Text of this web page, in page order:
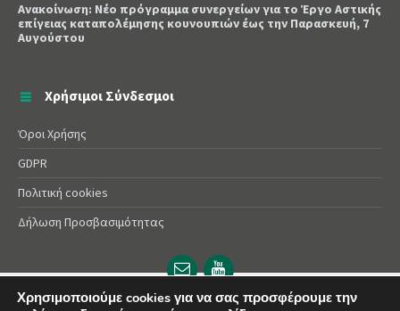
Ανακοίνωση: Νέο πρόγραμμα συνεργείων για το Έργο Αστικής
επίγειας καταπολέμησης κουνουπιών έως την Παρασκευή, 7
Αυγούστου
Χρήσιμοι Σύνδεσμοι
Όροι Χρήσης
GDPR
Πολιτική cookies
Δήλωση Προσβασιμότητας
Email
url
YouTube
url
Χρησιμοποιούμε cookies για να σας προσφέρουμε την